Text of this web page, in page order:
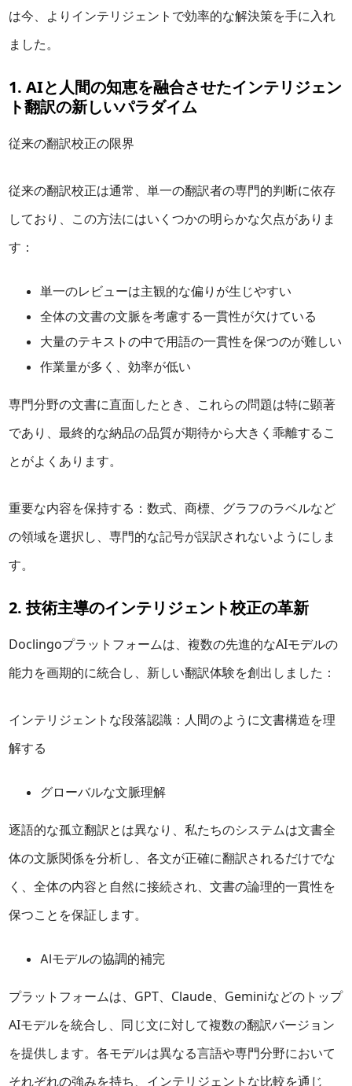
は今、よりインテリジェントで効率的な解決策を手に入れ
ました。
1. AIと人間の知恵を融合させたインテリジェン
ト翻訳の新しいパラダイム
従来の翻訳校正の限界
従来の翻訳校正は通常、単一の翻訳者の専門的判断に依存
しており、この方法にはいくつかの明らかな欠点がありま
す：
単一のレビューは主観的な偏りが生じやすい
全体の文書の文脈を考慮する一貫性が欠けている
大量のテキストの中で用語の一貫性を保つのが難しい
作業量が多く、効率が低い
専門分野の文書に直面したとき、これらの問題は特に顕著
であり、最終的な納品の品質が期待から大きく乖離するこ
とがよくあります。
重要な内容を保持する：数式、商標、グラフのラベルなど
の領域を選択し、専門的な記号が誤訳されないようにしま
す。
2. 技術主導のインテリジェント校正の革新
Doclingoプラットフォームは、複数の先進的なAIモデルの
能力を画期的に統合し、新しい翻訳体験を創出しました：
インテリジェントな段落認識：人間のように文書構造を理
解する
グローバルな文脈理解
逐語的な孤立翻訳とは異なり、私たちのシステムは文書全
体の文脈関係を分析し、各文が正確に翻訳されるだけでな
く、全体の内容と自然に接続され、文書の論理的一貫性を
保つことを保証します。
AIモデルの協調的補完
プラットフォームは、GPT、Claude、Geminiなどのトップ
AIモデルを統合し、同じ文に対して複数の翻訳バージョン
を提供します。各モデルは異なる言語や専門分野において
それぞれの強みを持ち、インテリジェントな比較を通じ